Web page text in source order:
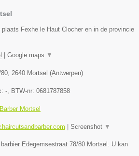
Fexhe le Haut Clocher en in de provincie
Google maps ▼
, 2640 Mortsel (Antwerpen)
-, BTW-nr: 0681787858
Mortsel
Screenshot ▼
Edegemsestraat 78/80 Mortsel. U kan